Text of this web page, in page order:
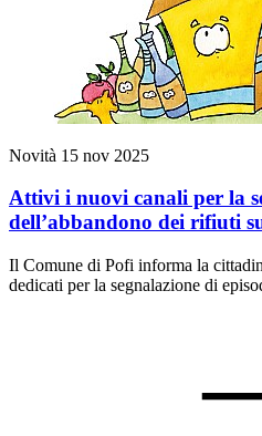
Novità 15 nov 2025
Attivi i nuovi canali per la
dell’abbandono dei rifiuti
Il Comune di Pofi informa la
dedicati per la segnalazione di